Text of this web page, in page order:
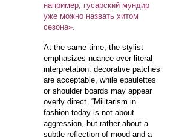
например, гусарский мундир
уже можно назвать хитом
сезона».
At the same time, the stylist
emphasizes nuance over literal
interpretation: decorative patches
are acceptable, while epaulettes
or shoulder boards may appear
overly direct. “Militarism in
fashion today is not about
aggression, but rather about a
subtle reflection of mood and a